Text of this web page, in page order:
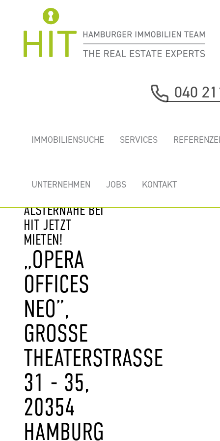
040
IMMOBILIENSUCHE SERVICES
UNTERNEHMEN JOBS KONTAKT
„OPERA OFFICES
BÜROS MIT
ALSTERNÄHE BEI
HIT JETZT
MIETEN!
„OPERA
OFFICES
NEO”,
GROSSE T
HEATERSTRASSE 31
- 35, 20
354 HA
MBURG IN